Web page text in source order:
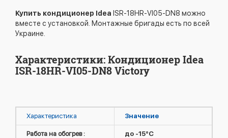
Купить кондиционер Idea ISR-18HR-VI05-DN8 можно
вместе с установкой. Монтажные бригады есть по всей
Украине.
Характеристики: Кондиционер Idea
ISR-18HR-VI05-DN8 Victory
Характеристика Значение
Работа на обогрев : до -15°C